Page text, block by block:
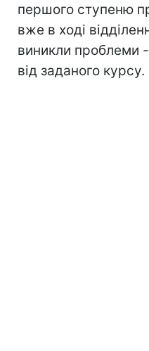
першого ступеню
вже в ході
виникли проблеми
від заданого курсу.